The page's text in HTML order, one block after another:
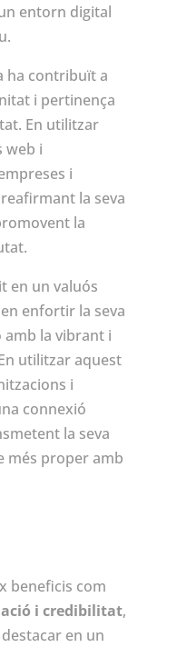
entorn digital
ha contribuït a
i pertinença
En utilitzar
web i
i
la seva
la
en un valuós
enfortir la seva
amb la vibrant i
utilitzar aquest
i
connexió
la seva
més proper amb
beneficis com
i credibilitat,
en un